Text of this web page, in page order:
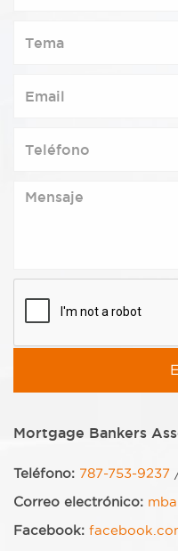
Mortgage Bankers
Teléfono: 787-753-9237
Correo electrónico:
Facebook: